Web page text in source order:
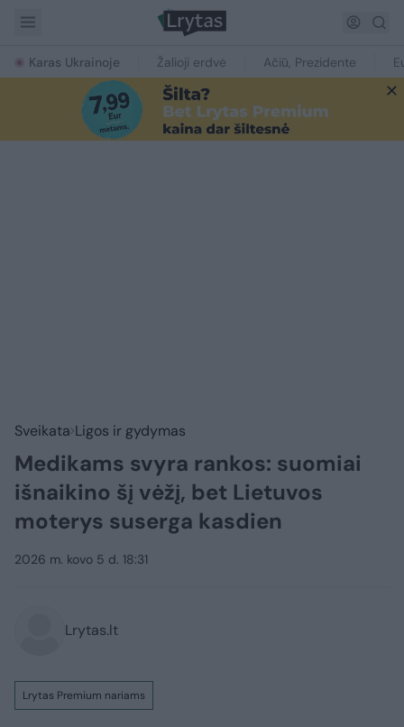
Karas Ukrainoje Žalioji erdvė Ačiū, Prezidente
Sveikata Ligos ir gydymas
Medikams svyra rankos: suomiai
išnaikino šį vėžį, bet Lietuvos
moterys suserga kasdien
2026 m. kovo 5 d. 18:31
Lrytas.lt
Lrytas Premium nariams